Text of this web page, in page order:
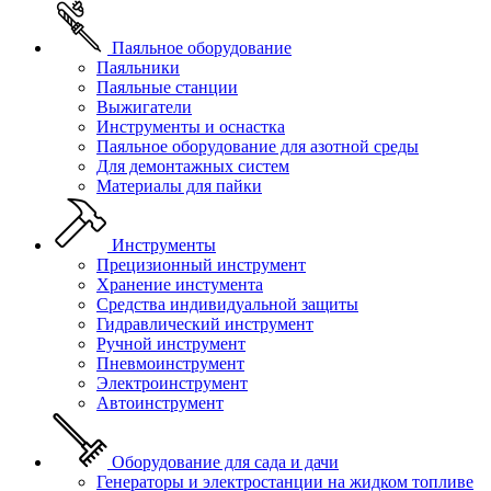
Паяльное оборудование
Паяльники
Паяльные станции
Выжигатели
Инструменты и оснастка
Паяльное оборудование для азотной среды
Для демонтажных систем
Материалы для пайки
Инструменты
Прецизионный инструмент
Хранение инстумента
Средства индивидуальной защиты
Гидравлический инструмент
Ручной инструмент
Пневмоинструмент
Электроинструмент
Автоинструмент
Оборудование для сада и дачи
Генераторы и электростанции на жидком топливе